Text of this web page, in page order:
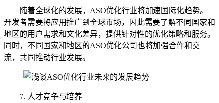
随着全球化的发展，ASO优化行业将加速国际化趋势。
开发者需要将应用推广到全球市场，因此需要了解不同国家和
地区的用户需求和文化差异，提供针对性的优化策略和服务。
同时，不同国家和地区的ASO优化公司也将加强合作和交
流，共同推动行业发展。
7. 人才竞争与培养